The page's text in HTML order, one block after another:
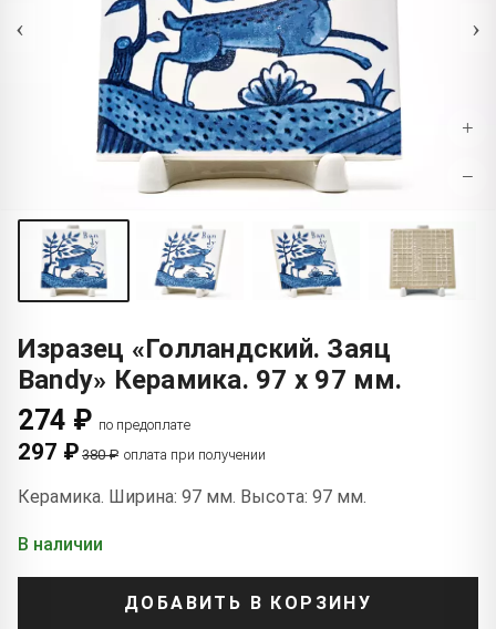
‹ ›
+
−
Изразец «Голландский. Заяц
Bandy» Керамика. 97 x 97 мм.
274 ₽ по предоплате
297 ₽ 380 ₽ оплата при получении
Керамика. Ширина: 97 мм. Высота: 97 мм.
В наличии
ДОБАВИТЬ В КОРЗИНУ